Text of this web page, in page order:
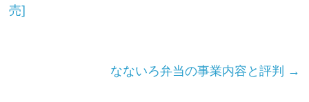
売]
なないろ弁当の事業内容と評判 →